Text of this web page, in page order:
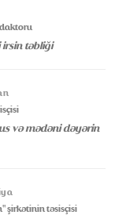
təbliği
və mədəni dəyərin
şirkətinin təsisçisi